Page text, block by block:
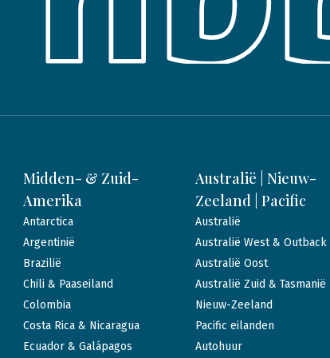
Midden- & Zuid-
Amerika
Antarctica
Argentinië
Brazilië
Chili & Paaseiland
Colombia
Costa Rica & Nicaragua
Ecuador & Galápagos
Australië | Nieuw-
Zeeland | Pacific
Australië
Australië West & Outback
Australië Oost
Australië Zuid & Tasmanië
Nieuw-Zeeland
Pacific eilanden
Autohuur